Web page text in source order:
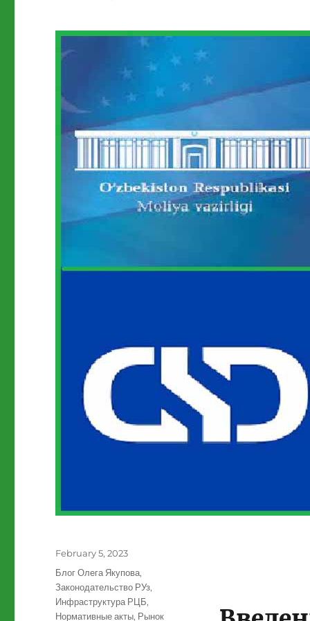
Posted
on
February 5, 2023
Categories
Блог Олега Якупова,
Законодательство РУз,
Инфраструктура РЦБ,
Нормативные акты, Рынок